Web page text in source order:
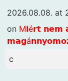
2026.08.08. at
on M𝗶é𝗿𝘁 𝗻𝗲𝗺
c